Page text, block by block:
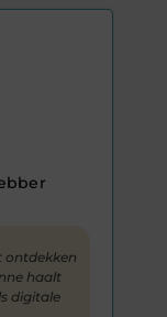
ontdekken
haalt
digitale